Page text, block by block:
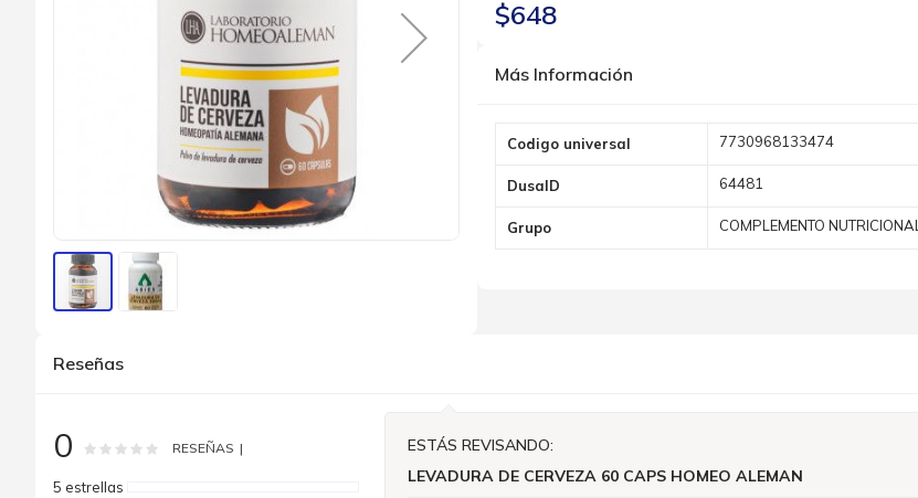
comienzo
de
imágenes
$648
Más Información
Información
Codigo universal 7730968133474
DusaID 64481
Grupo COMPLEMENTO NUTRICIONAL
Reseñas
0 Rating: % of100
RESEÑAS
5 estrellas
ESTÁS REVISANDO:
LEVADURA DE CERVEZA 60 CAPS HOMEO ALEMAN